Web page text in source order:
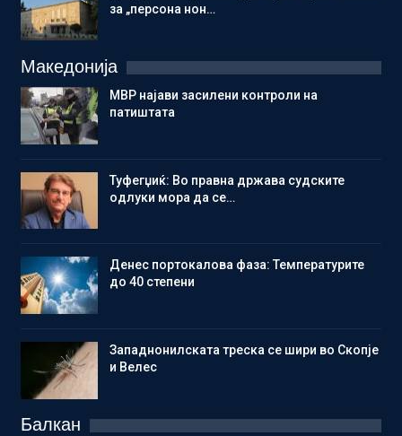
за „персона нон…
Македонија
МВР најави засилени контроли на
патиштата
Туфегџиќ: Во правна држава судските
одлуки мора да се…
Денес портокалова фаза: Температурите
до 40 степени
Западнонилската треска се шири во Скопје
и Велес
Балкан